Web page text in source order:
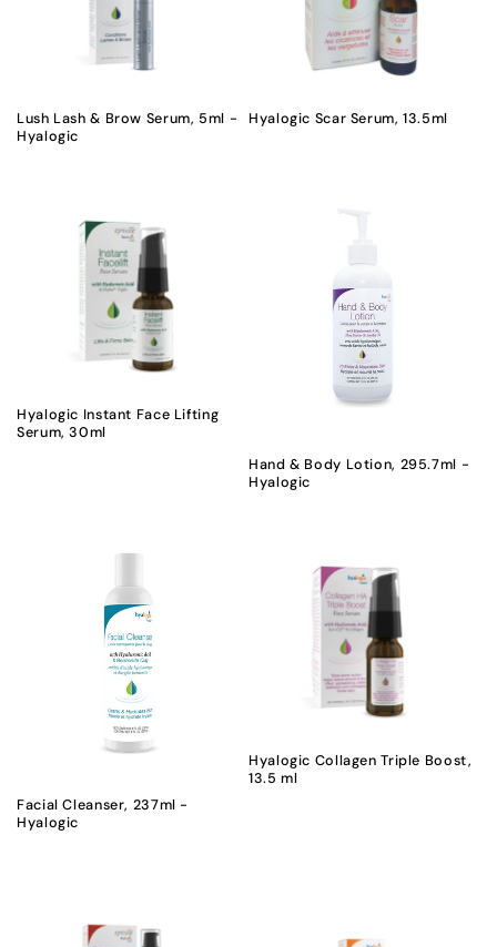
Lush Lash & Brow Serum, 5ml -
Hyalogic
Hyalogic Scar Serum, 13.5ml
Hyalogic Instant Face Lifting
Serum, 30ml
Hand & Body Lotion, 295.7ml -
Hyalogic
Facial Cleanser, 237ml -
Hyalogic
Hyalogic Collagen Triple Boost,
13.5 ml